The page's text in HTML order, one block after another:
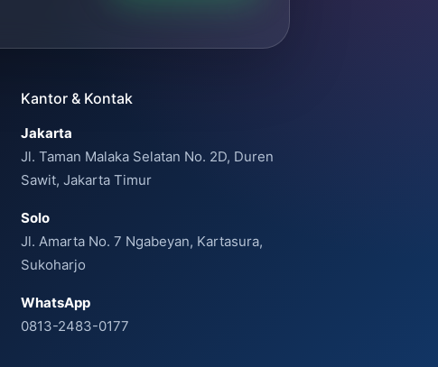
Kantor & Kontak
Jakarta
Jl. Taman Malaka Selatan No. 2D, Duren
Sawit, Jakarta Timur
Solo
Jl. Amarta No. 7 Ngabeyan, Kartasura,
Sukoharjo
WhatsApp
0813-2483-0177